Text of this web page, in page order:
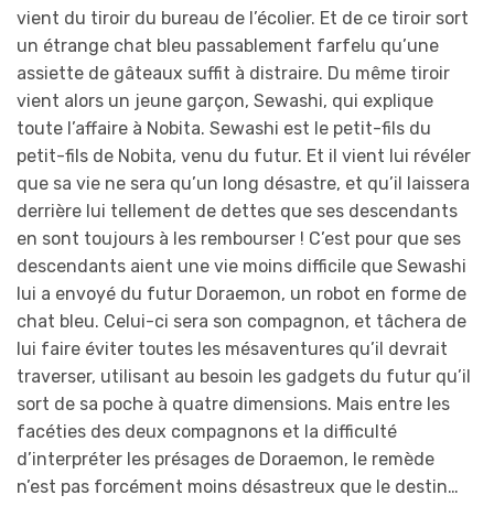
vient du tiroir du bureau de l’écolier. Et de ce tiroir sort
un étrange chat bleu passablement farfelu qu’une
assiette de gâteaux suffit à distraire. Du même tiroir
vient alors un jeune garçon, Sewashi, qui explique
toute l’affaire à Nobita. Sewashi est le petit-fils du
petit-fils de Nobita, venu du futur. Et il vient lui révéler
que sa vie ne sera qu’un long désastre, et qu’il laissera
derrière lui tellement de dettes que ses descendants
en sont toujours à les rembourser ! C’est pour que ses
descendants aient une vie moins difficile que Sewashi
lui a envoyé du futur Doraemon, un robot en forme de
chat bleu. Celui-ci sera son compagnon, et tâchera de
lui faire éviter toutes les mésaventures qu’il devrait
traverser, utilisant au besoin les gadgets du futur qu’il
sort de sa poche à quatre dimensions. Mais entre les
facéties des deux compagnons et la difficulté
d’interpréter les présages de Doraemon, le remède
n’est pas forcément moins désastreux que le destin…